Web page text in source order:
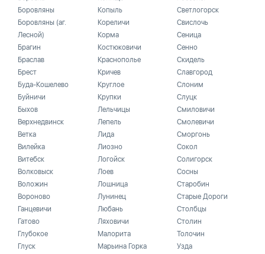
Боровляны
Боровляны (аг.
Лесной)
Брагин
Браслав
Брест
Буда-Кошелево
Буйничи
Быхов
Верхнедвинск
Ветка
Вилейка
Витебск
Волковыск
Воложин
Вороново
Ганцевичи
Гатово
Глубокое
Глуск
Копыль
Кореличи
Корма
Костюковичи
Краснополье
Кричев
Круглое
Крупки
Лельчицы
Лепель
Лида
Лиозно
Логойск
Лоев
Лошница
Лунинец
Любань
Ляховичи
Малорита
Марьина Горка
Светлогорск
Свислочь
Сеница
Сенно
Скидель
Славгород
Слоним
Слуцк
Смиловичи
Смолевичи
Сморгонь
Сокол
Солигорск
Сосны
Старобин
Старые Дороги
Столбцы
Столин
Толочин
Узда